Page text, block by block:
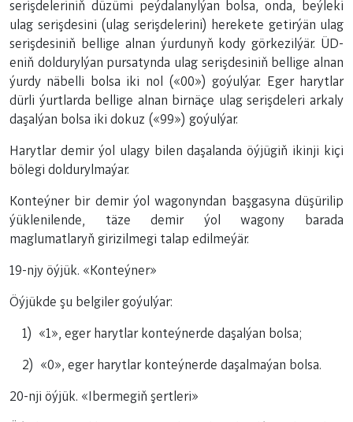
serişdeleriniň düzümi peýdalanylýan bolsa, onda, beýleki
ulag serişdesini (ulag serişdelerini) herekete getirýän ulag
serişdesiniň bellige alnan ýurdunyň kody görkezilýär. ÜD-
eniň doldurylýan pursatynda ulag serişdesiniň bellige alnan
ýurdy näbelli bolsa iki nol («00») goýulýar. Eger harytlar
dürli ýurtlarda bellige alnan birnäçe ulag serişdeleri arkaly
daşalýan bolsa iki dokuz («99») goýulýar.
Harytlar demir ýol ulagy bilen daşalanda öýjügiň ikinji kiçi
bölegi doldurylmaýar.
Konteýner bir demir ýol wagonyndan başgasyna düşürilip
ýüklenilende, täze demir ýol wagony barada
maglumatlaryň girizilmegi talap edilmeýär.
19-njy öýjük. «Konteýner»
Öýjükde şu belgiler goýulýar:
1) «1», eger harytlar konteýnerde daşalýan bolsa;
2) «0», eger harytlar konteýnerde daşalmaýan bolsa.
20-nji öýjük. «Ibermegiň şertleri»